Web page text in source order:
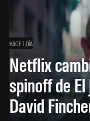
HACE 1 DÍA
Netflix
spinoff de El
David